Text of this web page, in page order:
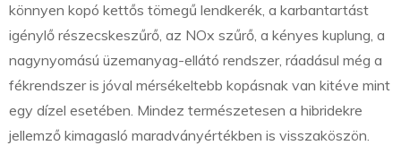
könnyen kopó kettős tömegű lendkerék, a karbantartást
igénylő részecskeszűrő, az NOx szűrő, a kényes kuplung, a
nagynyomású üzemanyag-ellátó rendszer, ráadásul még a
fékrendszer is jóval mérsékeltebb kopásnak van kitéve mint
egy dízel esetében. Mindez természetesen a hibridekre
jellemző kimagasló maradványértékben is visszaköszön.